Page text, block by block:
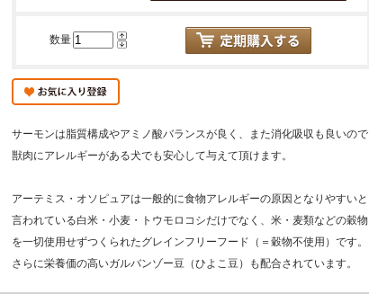
数量
サーモンは脂質構成やアミノ酸バランスが良く、また消化吸収も良いので
獣肉にアレルギーがある犬でも安心して与えて頂けます。
アーテミス・オソピュアは一般的に食物アレルギーの原因となりやすいと
言われている白米・小麦・トウモロコシだけでなく、米・麦類などの穀物
を一切使用せずつくられたグレインフリーフード（＝穀物不使用）です。
さらに栄養価の高いガルバンゾー豆（ひよこ豆）も配合されています。